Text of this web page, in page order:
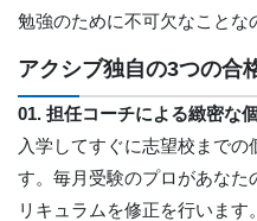
勉強のために不可欠なことな
アクシブ独自の3つの合
01. 担任コーチによる緻密な
入学してすぐに志望校まで
す。毎月受験のプロがあなた
リキュラムを修正を行います。